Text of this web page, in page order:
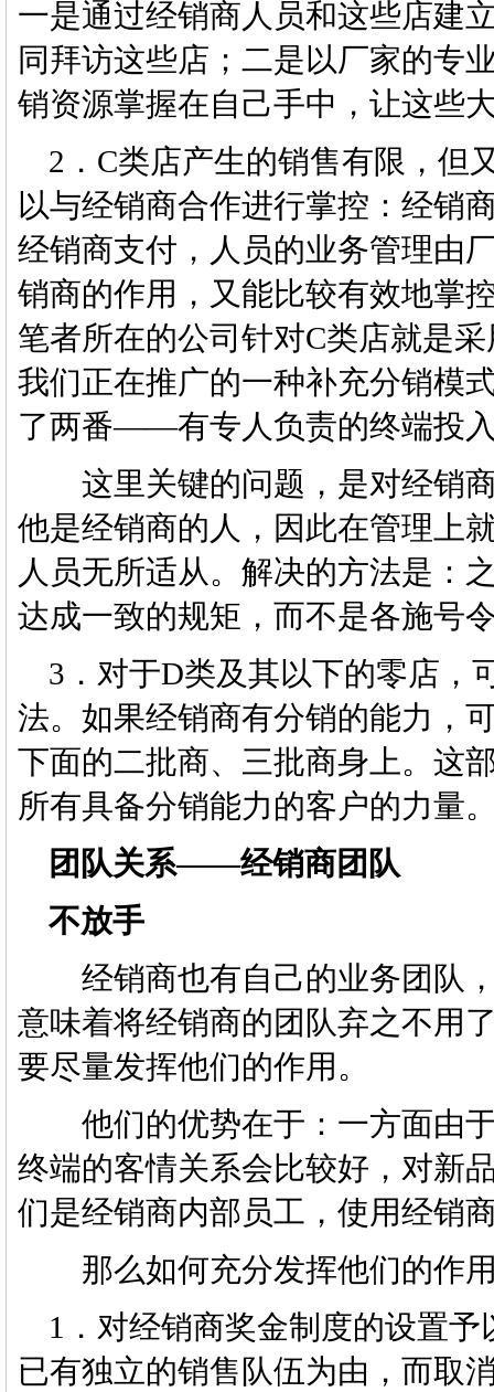
一是通过经销商人员和这些店建
同拜访这些店；二是以厂家的专
销资源掌握在自己手中，让这些
2．C类店产生的销售有限，但
以与经销商合作进行掌控：经销
经销商支付，人员的业务管理由
销商的作用，又能比较有效地掌
笔者所在的公司针对C类店就是
我们正在推广的一种补充分销模
了两番——有专人负责的终端投
这里关键的问题，是对经销商
他是经销商的人，因此在管理上
人员无所适从。解决的方法是：
达成一致的规矩，而不是各施号
3．对于D类及其以下的零店，
法。如果经销商有分销的能力，
下面的二批商、三批商身上。这
所有具备分销能力的客户的力量
团队关系——经销商团队
不放手
经销商也有自己的业务团队，
意味着将经销商的团队弃之不用
要尽量发挥他们的作用。
他们的优势在于：一方面由于
终端的客情关系会比较好，对新
们是经销商内部员工，使用经销
那么如何充分发挥他们的作
1．对经销商奖金制度的设置予
已有独立的销售队伍为由，而取